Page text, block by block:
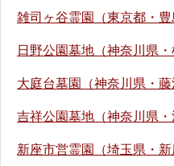
雑司ヶ谷霊園（東京都・豊
日野公園墓地（神奈川県・
大庭台墓園（神奈川県・藤
吉祥公園墓地（神奈川県・
新座市営霊園（埼玉県・新